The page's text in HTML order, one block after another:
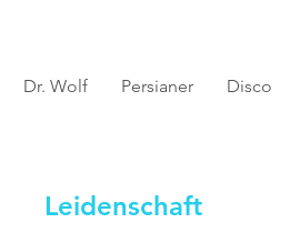
Dr. Wolf Persianer Disco
Leidenschaft